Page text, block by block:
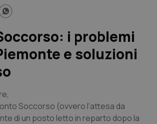
i problemi
e soluzioni
Soccorso (ovvero l’attesa da
di un posto letto in reparto dopo la